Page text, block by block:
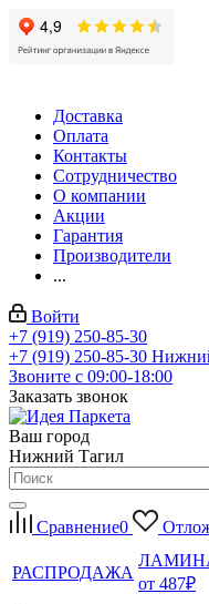
Доставка
Оплата
Контакты
Сотрудничество
О компании
Акции
Гарантия
Производители
...
Войти
+7 (919) 250-85-30
+7 (919) 250-85-30
Звоните с 09:00-18:00
Заказать звонок
Ваш город
Нижний Тагил
Сравнение0
РАСПРОДАЖА
от 487₽